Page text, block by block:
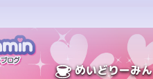
めいどりーみん